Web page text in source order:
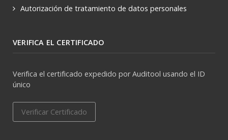
Autorización de tratamiento de datos personales
VERIFICA EL CERTIFICADO
Verifica el certificado expedido por Auditool usando el ID
único
Verificar Certificado